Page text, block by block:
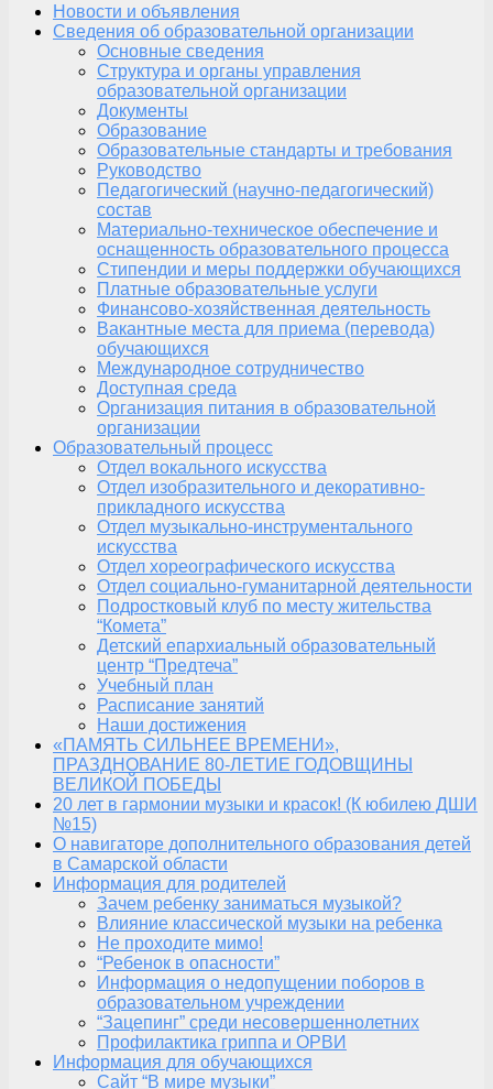
Новости и объявления
Сведения об образовательной организации
Основные сведения
Структура и органы управления
образовательной организации
Документы
Образование
Образовательные стандарты и требования
Руководство
Педагогический (научно-педагогический)
состав
Материально-техническое обеспечение и
оснащенность образовательного процесса
Стипендии и меры поддержки обучающихся
Платные образовательные услуги
Финансово-хозяйственная деятельность
Вакантные места для приема (перевода)
обучающихся
Международное сотрудничество
Доступная среда
Организация питания в образовательной
организации
Образовательный процесс
Отдел вокального искусства
Отдел изобразительного и декоративно-
прикладного искусства
Отдел музыкально-инструментального
искусства
Отдел хореографического искусства
Отдел социально-гуманитарной деятельности
Подростковый клуб по месту жительства
“Комета”
Детский епархиальный образовательный
центр “Предтеча”
Учебный план
Расписание занятий
Наши достижения
«ПАМЯТЬ СИЛЬНЕЕ ВРЕМЕНИ»,
ПРАЗДНОВАНИЕ 80-ЛЕТИЕ ГОДОВЩИНЫ
ВЕЛИКОЙ ПОБЕДЫ
20 лет в гармонии музыки и красок! (К юбилею ДШИ
№15)
О навигаторе дополнительного образования детей
в Самарской области
Информация для родителей
Зачем ребенку заниматься музыкой?
Влияние классической музыки на ребенка
Не проходите мимо!
“Ребенок в опасности”
Информация о недопущении поборов в
образовательном учреждении
“Зацепинг” среди несовершеннолетних
Профилактика гриппа и ОРВИ
Информация для обучающихся
Сайт “В мире музыки”